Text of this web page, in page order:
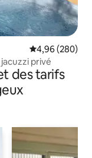
Évaluation
4,96 (280)
privé
des tarifs